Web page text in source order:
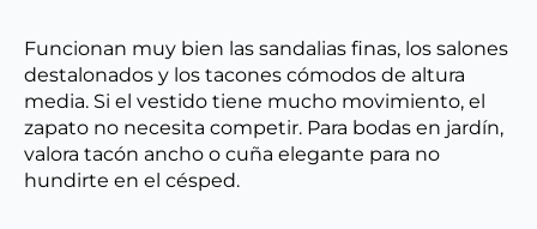
Funcionan muy bien las sandalias finas, los salones
destalonados y los tacones cómodos de altura
media. Si el vestido tiene mucho movimiento, el
zapato no necesita competir. Para bodas en jardín,
valora tacón ancho o cuña elegante para no
hundirte en el césped.